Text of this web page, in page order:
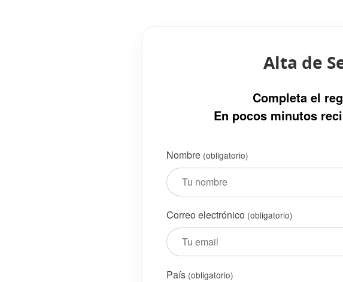
Alta de
Completa el
En pocos minutos
Nombre (obligatorio)
Correo electrónico (obligatorio)
País (obligatorio)